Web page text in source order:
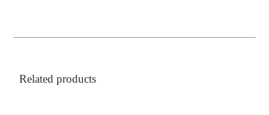
Related products